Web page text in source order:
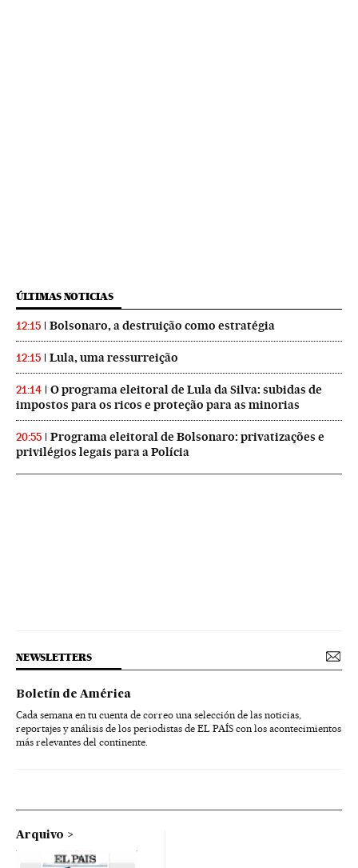
ÚLTIMAS NOTICIAS
12:15 Bolsonaro, a destruição como estratégia
12:15 Lula, uma ressurreição
21:14
O programa eleitoral de Lula da Silva: subidas de
impostos para os ricos e proteção para as minorias
20:55
Programa eleitoral de Bolsonaro: privatizações e
privilégios legais para a Polícia
NEWSLETTERS
Boletín de América
Cada semana en tu cuenta de correo una selección de las noticias,
reportajes y análisis de los periodistas de EL PAÍS con los acontecimientos
más relevantes del continente.
Arquivo